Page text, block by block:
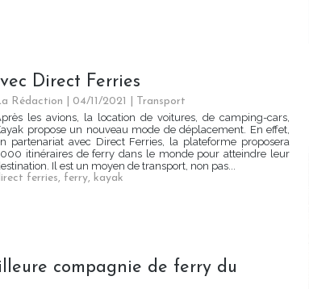
Direct Ferries
Rédaction | 04/11/2021
Transport
les avions, la location de voitures, de camping-cars,
propose un nouveau mode de déplacement. En effet,
partenariat avec Direct Ferries, la plateforme proposera
itinéraires de ferry dans le monde pour atteindre leur
Il est un moyen de transport, non pas...
ferries, ferry, kayak
compagnie de ferry du